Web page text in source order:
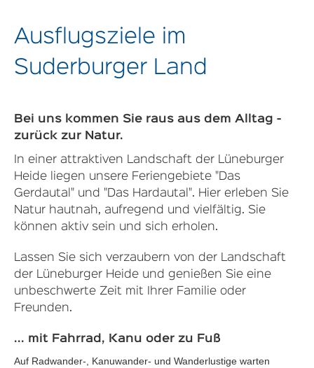
Ausflugsziele im
Suderburger Land
Bei uns kommen Sie raus aus dem Alltag -
zurück zur Natur.
In einer attraktiven Landschaft der Lüneburger
Heide liegen unsere Feriengebiete "Das
Gerdautal" und "Das Hardautal". Hier erleben Sie
Natur hautnah, aufregend und vielfältig. Sie
können aktiv sein und sich erholen.
Lassen Sie sich verzaubern von der Landschaft
der Lüneburger Heide und genießen Sie eine
unbeschwerte Zeit mit Ihrer Familie oder
Freunden.
... mit Fahrrad, Kanu oder zu Fuß
Auf Radwander-, Kanuwander- und Wanderlustige warten